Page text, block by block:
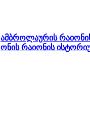
ამბროლაურის
ონის რაიონის